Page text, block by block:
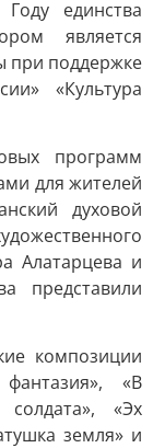
единства
является
при поддержке
«Культура
программ
для жителей
духовой
Алатарцева и
представили
композиции
«В
«Эх
земля» и